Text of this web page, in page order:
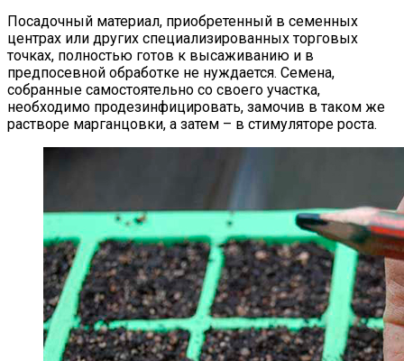
Посадочный материал, приобретенный в семенных
центрах или других специализированных торговых
точках, полностью готов к высаживанию и в
предпосевной обработке не нуждается. Семена,
собранные самостоятельно со своего участка,
необходимо продезинфицировать, замочив в таком же
растворе марганцовки, а затем – в стимуляторе роста.